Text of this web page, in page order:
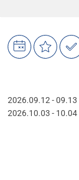
2026.09.12 - 09.13
2026.10.03 - 10.04